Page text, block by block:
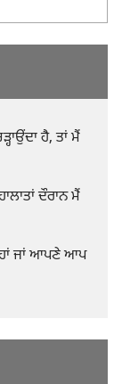
ਹੈ, ਤਾਂ ਮੈਂ
ਦੌਰਾਨ ਮੈਂ
ਹਾਂ ਜਾਂ ਆਪਣੇ ਆਪ